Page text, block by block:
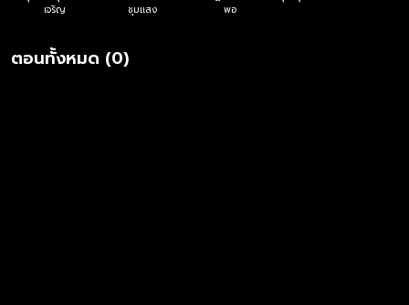
เจริญ
ชุมแสง
พอ
ตอนทั้งหมด (0)